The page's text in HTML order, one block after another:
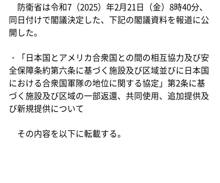
防衛省は令和7（2025）年2月21日（金）8時40分、
同日付けで閣議決定した、下記の閣議資料を報道に公
開した。
・「日本国とアメリカ合衆国との間の相互協力及び安
全保障条約第六条に基づく施設及び区域並びに日本国
における合衆国軍隊の地位に関する協定」第2条に基
づく施設及び区域の一部返還、共同使用、追加提供及
び新規提供について
その内容を以下に転載する。